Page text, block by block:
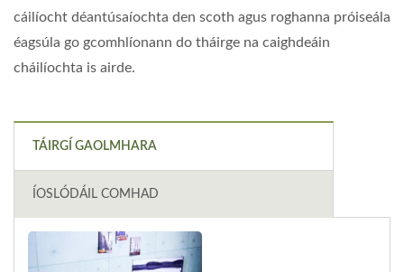
cáilíocht déantúsaíochta den scoth agus roghanna próiseála
éagsúla go gcomhlíonann do tháirge na caighdeáin
cháilíochta is airde.
TÁIRGÍ GAOLMHARA
ÍOSLÓDÁIL COMHAD